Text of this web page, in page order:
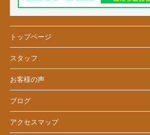
トップページ
スタッフ
お客様の声
ブログ
アクセスマップ